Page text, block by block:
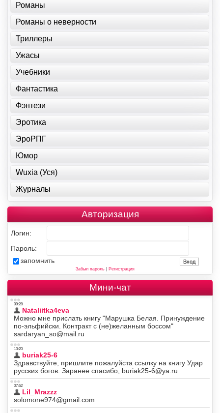
Романы
Романы о неверности
Триллеры
Ужасы
Учебники
Фантастика
Фэнтези
Эротика
ЭроРПГ
Юмор
Wuxia (Уся)
Журналы
Авторизация
Логин:
Пароль:
запомнить
Забыл пароль| Регистрация
Мини-чат